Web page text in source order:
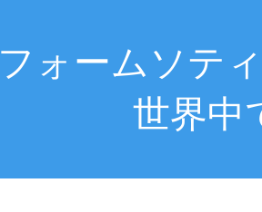
フォームソテ
世界中